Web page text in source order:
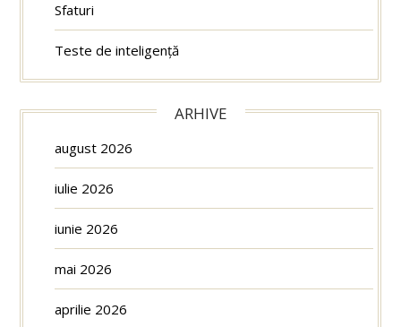
Sfaturi
Teste de inteligență
ARHIVE
august 2026
iulie 2026
iunie 2026
mai 2026
aprilie 2026